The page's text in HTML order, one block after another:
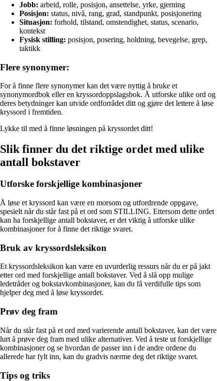
Jobb: arbeid, rolle, posisjon, ansettelse, yrke, gjerning
Posisjon: status, nivå, rang, grad, standpunkt, posisjonering
Situasjon: forhold, tilstand, omstendighet, status, scenario,
kontekst
Fysisk stilling: posisjon, posering, holdning, bevegelse, grep,
taktikk
Flere synonymer:
For å finne flere synonymer kan det være nyttig å bruke et
synonymordbok eller en kryssordoppslagsbok. Å utforske ulike ord og
deres betydninger kan utvide ordforrådet ditt og gjøre det lettere å løse
kryssord i fremtiden.
Lykke til med å finne løsningen på kryssordet ditt!
Slik finner du det riktige ordet med ulike
antall bokstaver
Utforske forskjellige kombinasjoner
Å løse et kryssord kan være en morsom og utfordrende oppgave,
spesielt når du står fast på et ord som STILLING. Ettersom dette ordet
kan ha forskjellige antall bokstaver, er det viktig å utforske ulike
kombinasjoner for å finne det riktige svaret.
Bruk av kryssordsleksikon
Et kryssordsleksikon kan være en uvurderlig ressurs når du er på jakt
etter ord med forskjellige antall bokstaver. Ved å slå opp mulige
ledetråder og bokstavkombinasjoner, kan du få verdifulle tips som
hjelper deg med å løse kryssordet.
Prøv deg fram
Når du står fast på et ord med varierende antall bokstaver, kan det være
lurt å prøve deg fram med ulike alternativer. Ved å teste ut forskjellige
kombinasjoner og se hvordan de passer inn i de andre ordene du
allerede har fylt inn, kan du gradvis nærme deg det riktige svaret.
Tips og triks